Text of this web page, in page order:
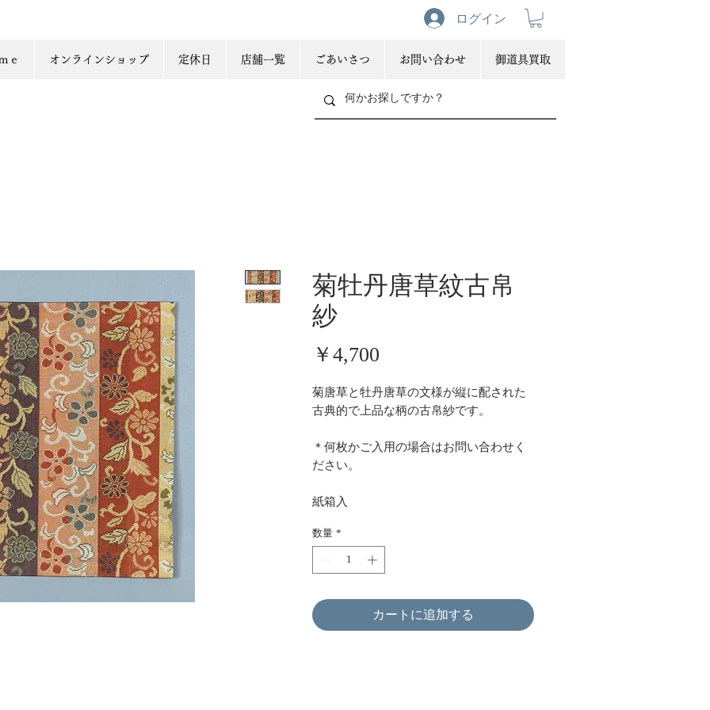
ログイン
ｅ オンラインショップ 定休日 店舗一覧 ごあいさつ お問い合わせ 御道具買取
菊牡丹唐草紋古帛
紗
￥4,700
菊唐草と牡丹唐草の文様が縦に配された
古典的で上品な柄の古帛紗です。
＊何枚かご入用の場合はお問い合わせく
ださい。
紙箱入
数量 *
カートに追加する